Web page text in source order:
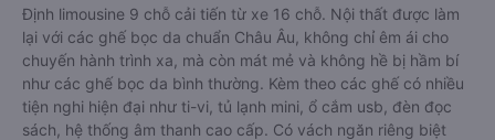
Định limousine 9 chỗ cải tiến từ xe 16 chỗ. Nội thất được làm
lại với các ghế bọc da chuẩn Châu Âu, không chỉ êm ái cho
chuyến hành trình xa, mà còn mát mẻ và không hề bị hầm bí
như các ghế bọc da bình thường. Kèm theo các ghế có nhiều
tiện nghi hiện đại như ti-vi, tủ lạnh mini, ổ cắm usb, đèn đọc
sách, hệ thống âm thanh cao cấp. Có vách ngăn riêng biệt